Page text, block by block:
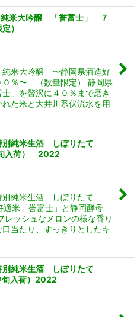
米大吟醸 「誉富士」 ７
）
米大吟醸 〜静岡県酒造好
０％〜 （数量限定） 静岡県
」を贅沢に４０％まで磨き
た米と大井川系伏流水を用
純米生酒 しぼりたて
入荷） 2022
純米生酒 しぼりたて
米「誉富士」と静岡酵母
レッシュなメロンの様な香り
当たり、すっきりとしたキ
純米生酒 しぼりたて
入荷）2022